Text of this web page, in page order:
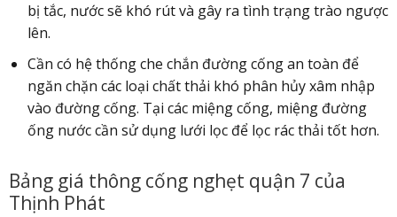
bị tắc, nước sẽ khó rút và gây ra tình trạng trào ngược
lên.
Cần có hệ thống che chắn đường cống an toàn để
ngăn chặn các loại chất thải khó phân hủy xâm nhập
vào đường cống. Tại các miệng cống, miệng đường
ống nước cần sử dụng lưới lọc để lọc rác thải tốt hơn.
Bảng giá thông cống nghẹt quận 7 của
Thịnh Phát